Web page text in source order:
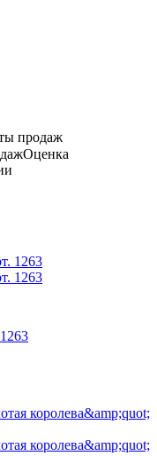
продаж
Оценка